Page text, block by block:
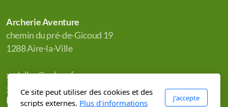
Archerie Aventure
chemin du pré-de-Gicoud 19
1288 Aire-la-Ville
xadelley@yahoo.fr
+41 79 395 07 56
Menu principal
Ce site peut utiliser des cookies et des
scripts externes. Plus d'informations
J'accepte